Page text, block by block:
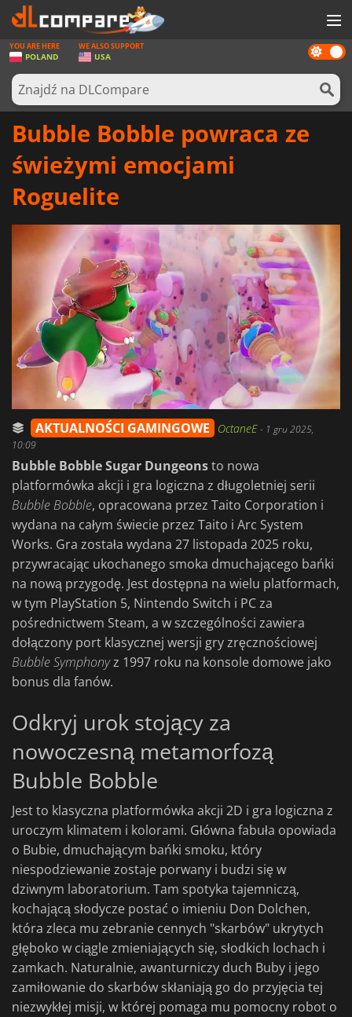
GRY
KARTY DO GIER
OPROGRAMOWANIE
SPRZĘT KOMPUTEROWY
AKTUALNOŚCI
ZALOGUJ SIĘ LUB ZAREJESTRUJ
Dark
mode
YOU ARE HERE
POLAND
WE ALSO SUPPORT
USA
Bubble Bobble powraca ze
świeżymi emocjami
Roguelite
AKTUALNOŚCI GAMINGOWE OctaneE- 1 gru 2025,
10:09
Bubble Bobble Sugar Dungeonsto nowa
platformówka akcji i gra logiczna z długoletniej serii
Bubble Bobble, opracowana przez Taito Corporation i
wydana na całym świecie przez Taito i Arc System
Works. Gra została wydana 27 listopada 2025 roku,
przywracając ukochanego smoka dmuchającego bańki
na nową przygodę. Jest dostępna na wielu platformach,
w tym PlayStation 5, Nintendo Switch i PC za
pośrednictwem Steam, a w szczególności zawiera
dołączony port klasycznej wersji gry zręcznościowej
BubbleSymphonyz 1997 roku na konsole domowe jako
bonus dla fanów.
Odkryj urok stojący za
nowoczesną metamorfozą
Bubble Bobble
Jest to klasyczna platformówka akcji 2D i gra logiczna z
uroczym klimatem i kolorami. Główna fabuła opowiada
o Bubie, dmuchającym bańki smoku, który
niespodziewanie zostaje porwany i budzi się w
dziwnym laboratorium. Tam spotyka tajemniczą,
kochającą słodycze postać o imieniu Don Dolchen,
która zleca mu zebranie cennych "skarbów" ukrytych
głęboko w ciągle zmieniających się, słodkich lochach i
zamkach. Naturalnie, awanturniczy duch Buby i jego
zamiłowanie do skarbów skłaniają go do przyjęcia tej
niezwykłej misji, w której pomaga mu pomocny robot o